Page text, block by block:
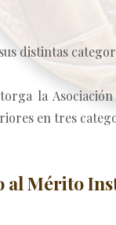
distintas
la
en tres
al Mérito